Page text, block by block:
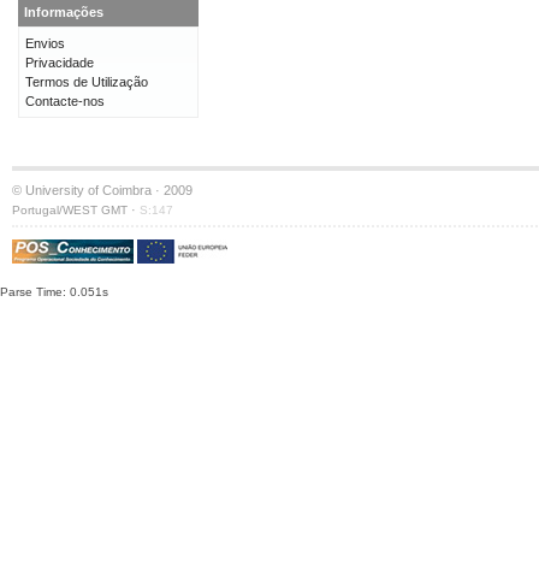
Informações
Envios
Privacidade
Termos de Utilização
Contacte-nos
© University of Coimbra · 2009
Portugal/WEST GMT · S:147
Parse Time: 0.051s